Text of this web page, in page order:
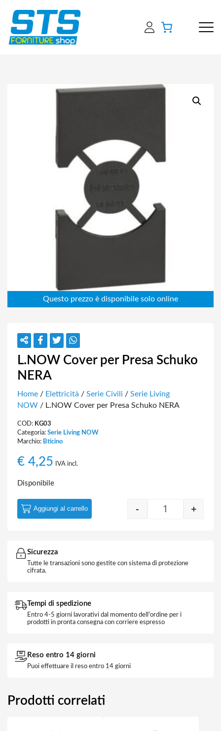
L.NOW Cover per Presa Schuko
NERA
Home / Elettricità / Serie Civili / Serie Living
NOW / L.NOW Cover per Presa Schuko NERA
COD: KG03
Categoria: Serie Living NOW
Marchio: Bticino
€ 4,25 IVA incl.
Disponibile
L.NOW Cover
- +
Aggiungi al carrello
Sicurezza
Tutte le transazioni sono gestite con sistema di protezione
cifrata.
Tempi di spedizione
Entro 4-5 giorni lavorativi dal momento dell'ordine per i
prodotti in pronta consegna con corriere espresso
Reso entro 14 giorni
Puoi effettuare il reso entro 14 giorni
Prodotti correlati